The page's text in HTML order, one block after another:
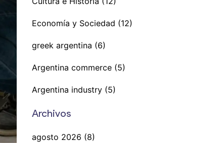
Economía y Sociedad (12)
greek argentina (6)
Argentina commerce (5)
Argentina industry (5)
Archivos
agosto 2026 (8)